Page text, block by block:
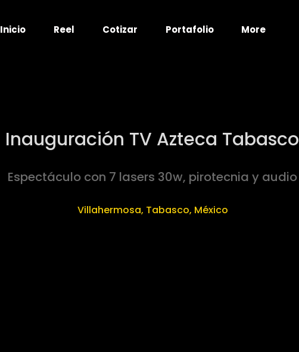
Inicio Reel Cotizar Portafolio More
Inauguración TV Azteca Tabasco
Espectáculo con 7 lasers 30w, pirotecnia y audio
Villahermosa, Tabasco, México